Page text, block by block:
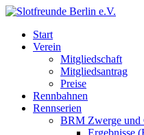
Start
Verein
Mitgliedschaft
Mitgliedsantrag
Preise
Rennbahnen
Rennserien
BRM Zwerge und
Ergebnisse